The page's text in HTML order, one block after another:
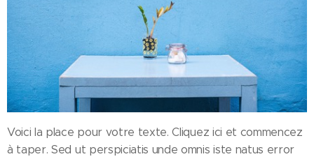
Voici la place pour votre texte. Cliquez ici et commencez
à taper. Sed ut perspiciatis unde omnis iste natus error